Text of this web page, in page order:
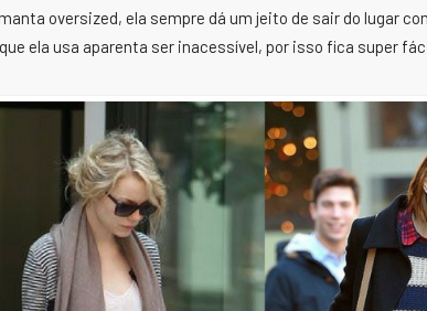
oversized, ela sempre dá um jeito de sair do lugar
ela usa aparenta ser inacessível, por isso fica super